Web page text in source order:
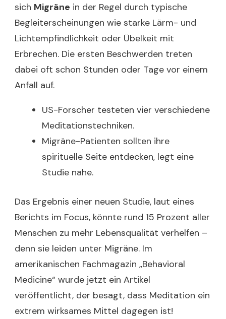
sich Migräne in der Regel durch typische
Begleiterscheinungen wie starke Lärm- und
Lichtempfindlichkeit oder Übelkeit mit
Erbrechen. Die ersten Beschwerden treten
dabei oft schon Stunden oder Tage vor einem
Anfall auf.
US-Forscher testeten vier verschiedene
Meditationstechniken.
Migräne-Patienten sollten ihre
spirituelle Seite entdecken, legt eine
Studie nahe.
Das Ergebnis einer neuen Studie, laut eines
Berichts im Focus, könnte rund 15 Prozent aller
Menschen zu mehr Lebensqualität verhelfen –
denn sie leiden unter Migräne. Im
amerikanischen Fachmagazin „Behavioral
Medicine“ wurde jetzt ein Artikel
veröffentlicht, der besagt, dass Meditation ein
extrem wirksames Mittel dagegen ist!